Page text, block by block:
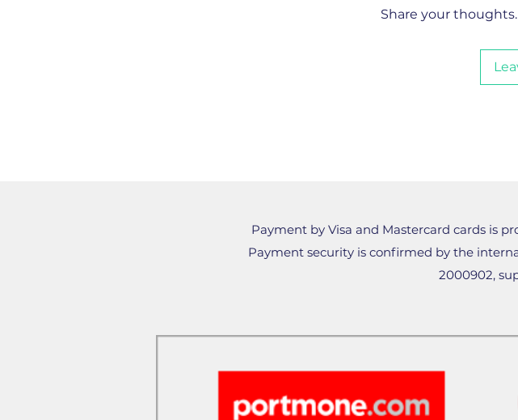
Share your
Payment by Visa and Mastercard cards is
Payment security is confirmed by the
2000902,